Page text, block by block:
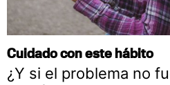
Cuidado con este hábito
¿Y si el problema no